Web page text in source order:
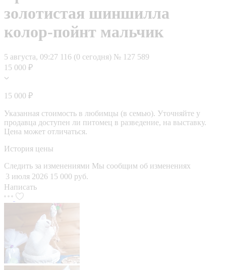
золотистая шиншилла
колор-пойнт мальчик
5 августа, 09:27 116 (0 сегодня) № 127 589
15 000 ₽
15 000 ₽
Указанная стоимость в любимцы (в семью). Уточняйте у
продавца доступен ли питомец в разведение, на выставку.
Цена может отличаться.
История цены
Следить за изменениями Мы сообщим об изменениях
3 июля 2026 15 000 руб.
Написать